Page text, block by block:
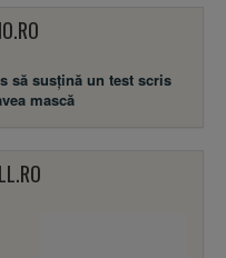
să susţină un test scris
mască